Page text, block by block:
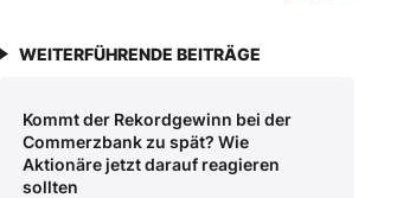
WEITERFÜHRENDE BEITRÄGE
Kommt der Rekordgewinn bei der
Commerzbank zu spät? Wie
Aktionäre jetzt darauf reagieren
sollten